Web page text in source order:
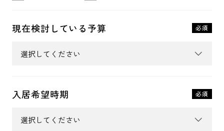
現在検討している予算 必須
入居希望時期 必須